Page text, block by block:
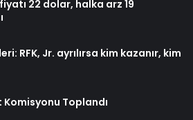
22 dolar, halka arz 19
RFK, Jr. ayrılırsa kim kazanır, kim
Toplandı